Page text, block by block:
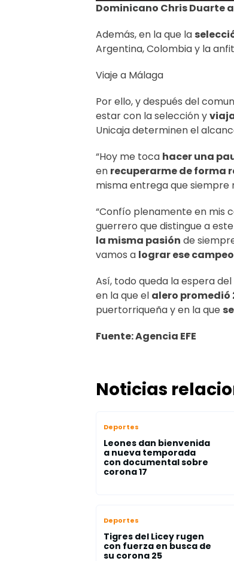
Dominicano Chris Duarte
Además, en la que la
Argentina, Colombia y la
Viaje a Málaga
Por ello, y después del
estar con la selección y
Unicaja determinen el
“Hoy me toca hacer una
en recuperarme de forma
misma entrega que siempre
“Confío plenamente en mis
guerrero que distingue a
la misma pasión de
vamos a lograr ese
Así, todo queda la espera
en la que el alero promedió
puertorriqueña y en la que
Fuente: Agencia EFE
Noticias
Deportes
Leones dan bienvenida
a nueva temporada
con documental sobre
corona 17
Deportes
Tigres del Licey rugen
con fuerza en busca de
su corona 25